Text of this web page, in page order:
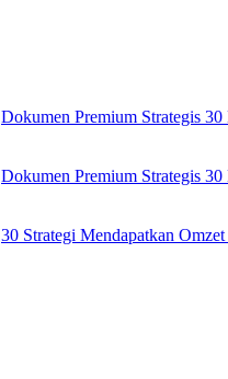
Dokumen Premium Strategis
Dokumen Premium Strategis
30 Strategi Mendapatkan